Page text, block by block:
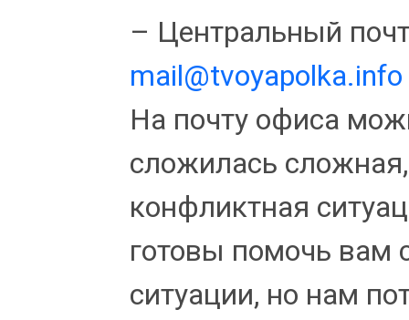
– Центральный
mail@tvoyapolka.info
На почту офиса
сложилась
конфликтная
готовы помочь вам
ситуации, но нам